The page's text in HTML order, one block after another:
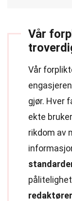
Vår
Vår
gjør. Hver
ekte
rikdom av
redaktører